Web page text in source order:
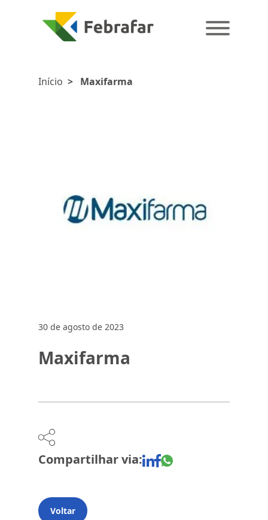
Início > Maxifarma
30 de agosto de 2023
Maxifarma
Compartilhar via:
Voltar